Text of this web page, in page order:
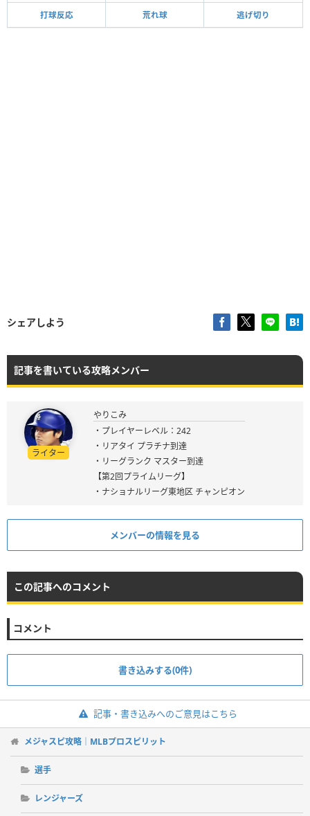
打球反応 荒れ球 逃げ切り
シェアしよう
記事を書いている攻略メンバー
ライター
やりこみ
・プレイヤーレベル：242
・リアタイ プラチナ到達
・リーグランク マスター到達
【第2回プライムリーグ】
・ナショナルリーグ東地区 チャンピオン
メンバーの情報を見る
この記事へのコメント
コメント
書き込みする(0件)
記事・書き込みへのご意見はこちら
メジャスピ攻略｜MLBプロスピリット
選手
レンジャーズ